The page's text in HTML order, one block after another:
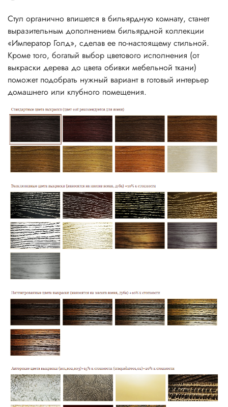
Стул органично впишется в бильярдную комнату, станет
выразительным дополнением бильярдной коллекции
«Император Голд», сделав ее по-настоящему стильной.
Кроме того, богатый выбор цветового исполнения (от
выкраски дерева до цвета обивки мебельной ткани)
поможет подобрать нужный вариант в готовый интерьер
домашнего или клубного помещения.